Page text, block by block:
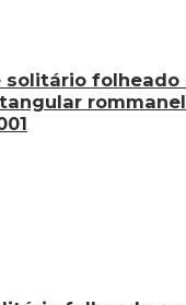
solitário folheado